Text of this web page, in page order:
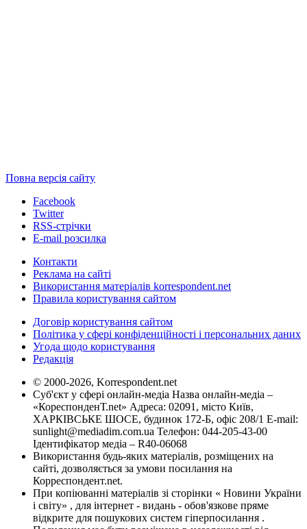
Повна версія сайту
Facebook
Twitter
RSS-стрічки
E-mail розсилка
Контакти
Реклама на сайті
Використання матеріалів korrespondent.net
Правила користування сайтом
Договір користування сайтом
Політика у сфері конфіденційності і персональних даних
Угода щодо користування
Редакція
© 2000-2026, Korrespondent.net
Суб'єкт у сфері онлайн-медіа Назва онлайн-медіа –
«КореспонденТ.net» Адреса: 02091, місто Київ,
ХАРКІВСЬКЕ ШОСЕ, будинок 172-Б, офіс 208/1 E-mail:
sunlight@mediadim.com.ua Телефон: 044-205-43-00
Ідентифікатор медіа – R40-06068
Використання будь-яких матеріалів, розміщених на
сайті, дозволяється за умови посилання на
Корреспондент.net.
При копіюванні матеріалів зі сторінки « Новини України
і світу» , для інтернет - видань - обов'язкове пряме
відкрите для пошукових систем гіперпосилання .